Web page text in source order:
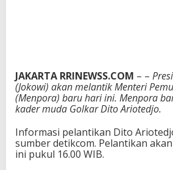
a
k
a
n
e
n
JAKARTA RRINEWSS.COM – –
(Jokowi) akan melantik Menteri
(Menpora) baru hari ini. Menpora
kader muda Golkar Dito Ariotedjo.
Informasi pelantikan Dito
sumber detikcom. Pelantikan
ini pukul 16.00 WIB.